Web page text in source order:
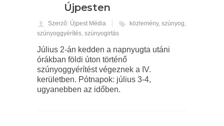
Újpesten
Szerző: Újpest Média közlemény, szúnyog
szúnyoggyérítés szúnyogirtás
Július 2-án kedden a napnyugta utáni
órákban földi úton történő
szúnyoggyérítést végeznek a IV.
kerületben. Pótnapok: július 3-4,
ugyanebben az időben.